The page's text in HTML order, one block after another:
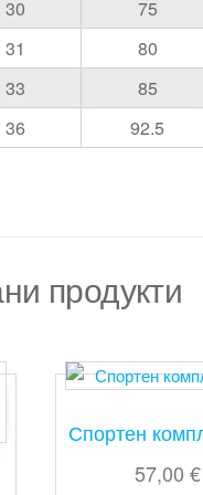
30 75
31 80
33 85
36 92.5
продукти
Спортен
57,00 €